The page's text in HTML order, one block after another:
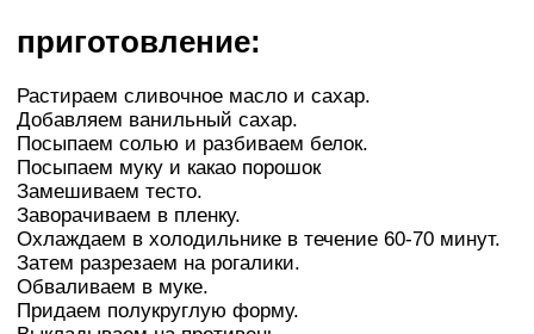
приготовление:
Растираем сливочное масло и сахар.
Добавляем ванильный сахар.
Посыпаем солью и разбиваем белок.
Посыпаем муку и какао порошок
Замешиваем тесто.
Заворачиваем в пленку.
Охлаждаем в холодильнике в течение 60-70 минут.
Затем разрезаем на рогалики.
Обваливаем в муке.
Придаем полукруглую форму.